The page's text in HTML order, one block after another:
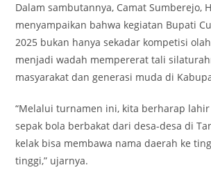
Dalam sambutannya, Camat Sumberejo,
menyampaikan bahwa kegiatan Bupati
2025 bukan hanya sekadar kompetisi
menjadi wadah mempererat tali
masyarakat dan generasi muda di
“Melalui turnamen ini, kita berharap
sepak bola berbakat dari desa-desa di
kelak bisa membawa nama daerah ke
tinggi,” ujarnya.